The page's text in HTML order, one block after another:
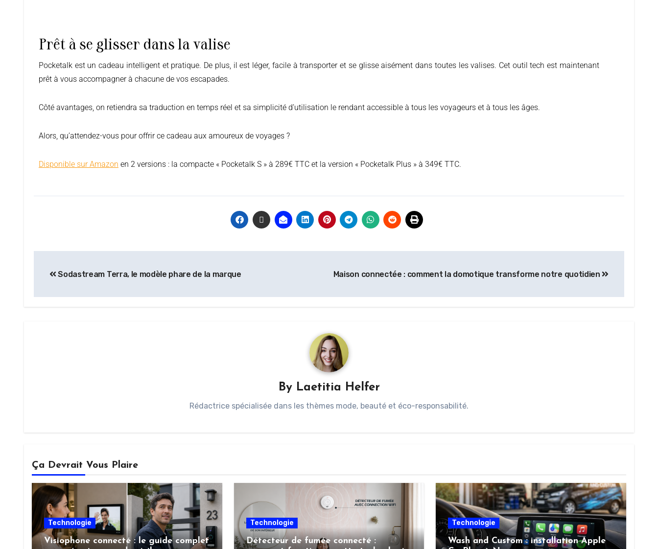
Prêt à se glisser dans la valise
Pocketalk est un cadeau intelligent et pratique. De plus, il est léger, facile à transporter et se glisse aisément dans toutes les valises. Cet outil tech est maintenant
prêt à vous accompagner à chacune de vos escapades.
Côté avantages, on retiendra sa traduction en temps réel et sa simplicité d’utilisation le rendant accessible à tous les voyageurs et à tous les âges.
Alors, qu’attendez-vous pour offrir ce cadeau aux amoureux de voyages ?
Disponible sur Amazon en 2 versions : la compacte « Pocketalk S » à 289€ TTC et la version « Pocketalk Plus » à 349€ TTC.
Sodastream Terra, le modèle phare de la marque Maison connectée : comment la domotique transforme notre quotidien
By Laetitia Helfer
Rédactrice spécialisée dans les thèmes mode, beauté et éco-responsabilité.
Ça Devrait Vous Plaire
Technologie
Visiophone connecté : le guide complet
Technologie
Détecteur de fumée connecté :
Technologie
Wash and Custom : installation Apple